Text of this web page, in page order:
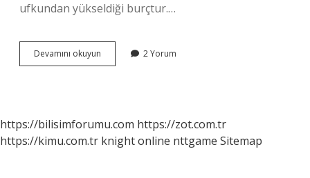
ufkundan yükseldiği burçtur.…
Devamını okuyun Yükselen
Terazi
2 Yorum
https://bilisimforumu.com https://zot.com.tr
https://kimu.com.tr knight online nttgame Sitemap